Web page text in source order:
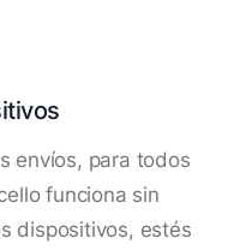
envíos, para todos
funciona sin
dispositivos, estés